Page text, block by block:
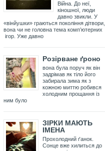
Війна. До неї,
кіношної, люди
давно звикли. У
«вінйушки» граються покоління дітвори,
вона чи не головна тема комп’ютерних
ігор. Уже давно
Розірване ґроно
вона була поруч як він
задрімав як тіло його
забирала зима як з
кожною миттю робився
холодним прощання із
ним було
ЗІРКИ МАЮТЬ
ІМЕНА
Прохолодний ґанок.
Сонце вже хилиться до